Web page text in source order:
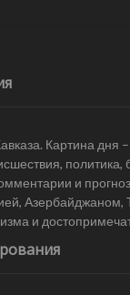
Картина дня
политика,
и
Азербайджаном,
и